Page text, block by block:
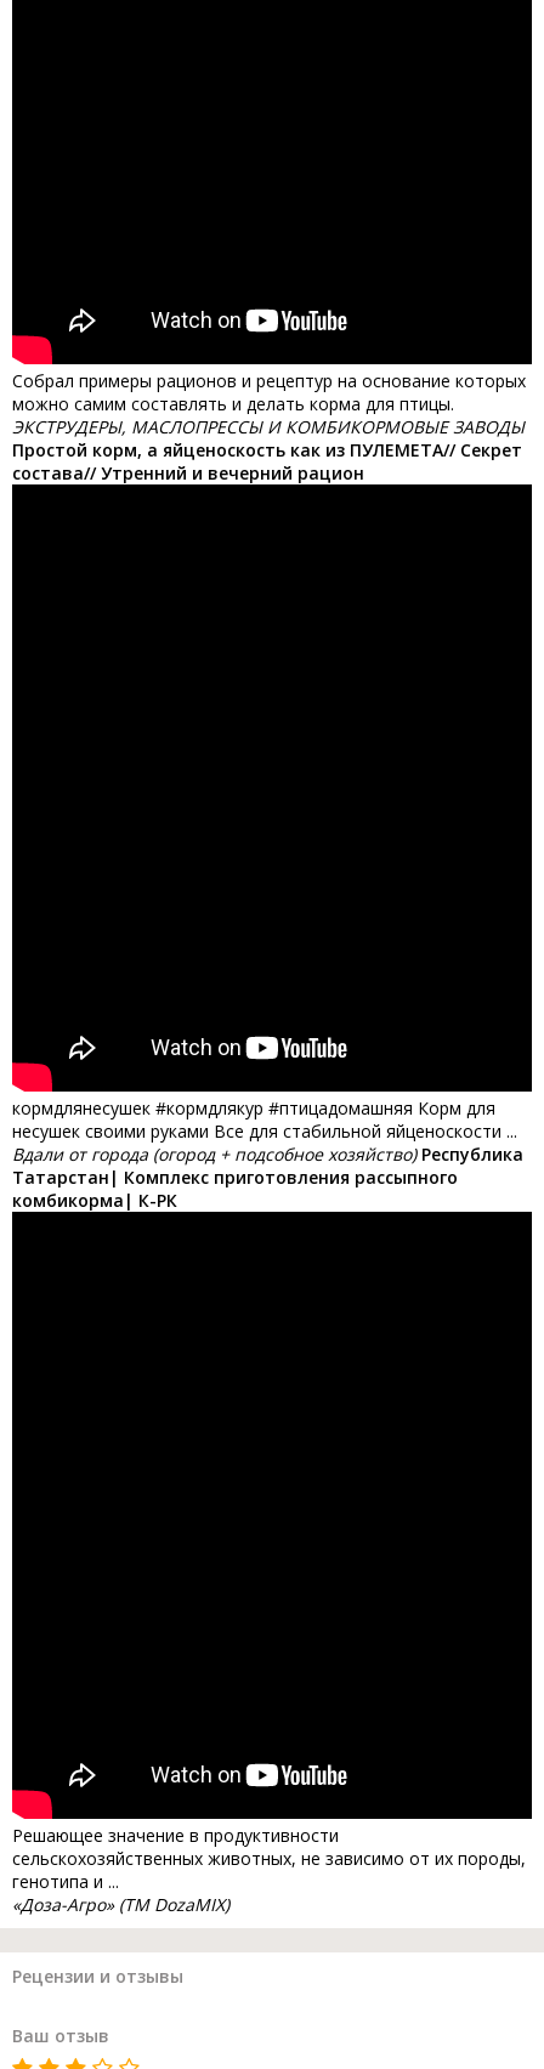
Собрал примеры рационов и рецептур на основание которых
можно самим составлять и делать корма для птицы.
ЭКСТРУДЕРЫ, МАСЛОПРЕССЫ И КОМБИКОРМОВЫЕ ЗАВОДЫ
Простой корм, а яйценоскость как из ПУЛЕМЕТА// Секрет
состава// Утренний и вечерний рацион
кормдлянесушек #кормдлякур #птицадомашняя Корм для
несушек своими руками Все для стабильной яйценоскости ...
Вдали от города (огород + подсобное хозяйство) Республика
Татарстан| Комплекс приготовления рассыпного
комбикорма| К-РК
Решающее значение в продуктивности
сельскохозяйственных животных, не зависимо от их породы,
генотипа и ...
«Доза-Агро» (ТМ DozaMIX)
Рецензии и отзывы
Ваш отзыв